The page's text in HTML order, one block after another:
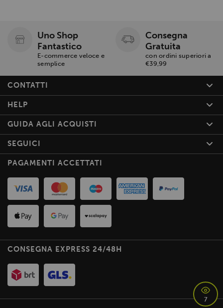
Uno Shop
Fantastico
E-commerce veloce e
semplice
Consegna
Gratuita
con ordini superiori a
€39,99
CONTATTI
HELP
GUIDA AGLI ACQUISTI
SEGUICI
PAGAMENTI ACCETTATI
CONSEGNA EXPRESS 24/48H
7